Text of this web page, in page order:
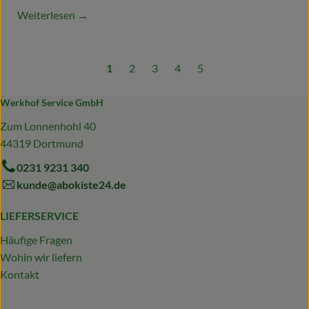
Weiterlesen →
1 2 3 4 5
Werkhof Service GmbH
Zum Lonnenhohl 40
44319 Dortmund
0231 9231 340
kunde@abokiste24.de
LIEFERSERVICE
Häufige Fragen
Wohin wir liefern
Kontakt